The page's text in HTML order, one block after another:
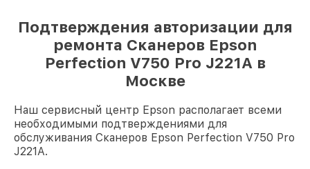
Подтверждения авторизации для
ремонта Сканеров Epson
Perfection V750 Pro J221A в
Москве
Наш сервисный центр Epson располагает всеми
необходимыми подтверждениями для
обслуживания Сканеров Epson Perfection V750 Pro
J221A.